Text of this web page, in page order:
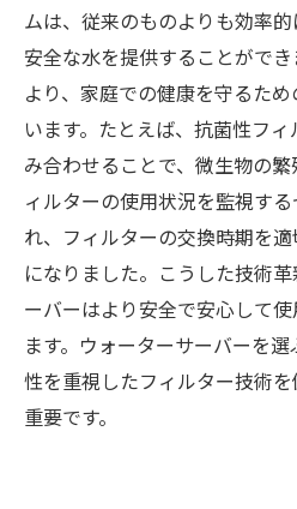
ムは、従来のものよりも効率
安全な水を提供することがで
より、家庭での健康を守るた
います。たとえば、抗菌性フ
み合わせることで、微生物の
ィルターの使用状況を監視す
れ、フィルターの交換時期を
になりました。こうした技術
ーバーはより安全で安心して
ます。ウォーターサーバーを
性を重視したフィルター技術
重要です。